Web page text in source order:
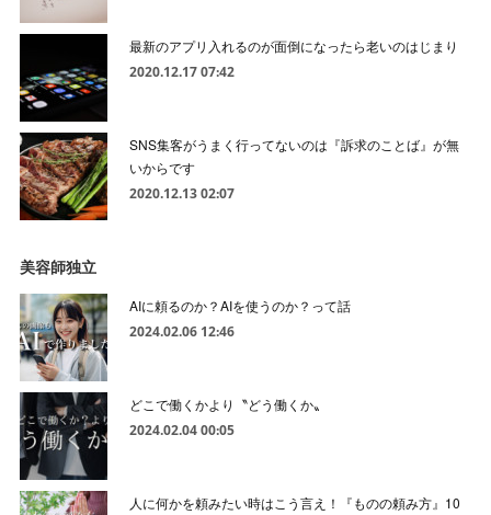
最新のアプリ入れるのが面倒になったら老いのはじまり
2020.12.17 07:42
SNS集客がうまく行ってないのは『訴求のことば』が無
いからです
2020.12.13 02:07
美容師独立
AIに頼るのか？AIを使うのか？って話
2024.02.06 12:46
どこで働くかより〝どう働くか〟
2024.02.04 00:05
人に何かを頼みたい時はこう言え！『ものの頼み方』10